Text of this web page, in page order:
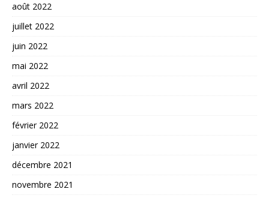
août 2022
juillet 2022
juin 2022
mai 2022
avril 2022
mars 2022
février 2022
janvier 2022
décembre 2021
novembre 2021